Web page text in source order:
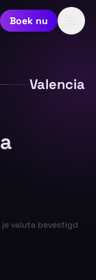
Boek nu
Valencia
valuta bevestigd